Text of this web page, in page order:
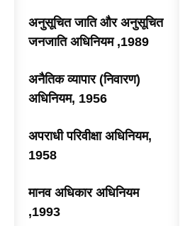
अनुसूचित जाति और अनुसूचित
जनजाति अधिनियम ,1989
अनैतिक व्यापार (निवारण)
अधिनियम, 1956
अपराधी परिवीक्षा अधिनियम,
1958
मानव अधिकार अधिनियम
,1993